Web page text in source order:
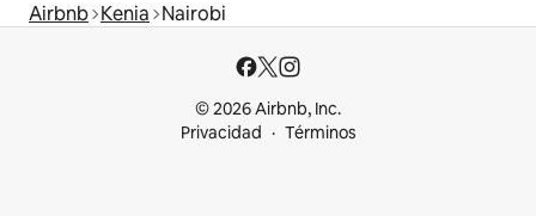
Airbnb Kenia Nairobi
© 2026 Airbnb, Inc.
Privacidad
Términos